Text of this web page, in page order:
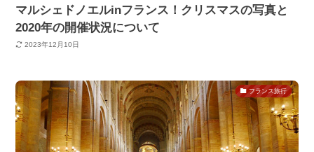
マルシェドノエルinフランス！クリスマスの写真と
2020年の開催状況について
2023年12月10日
フランス旅行